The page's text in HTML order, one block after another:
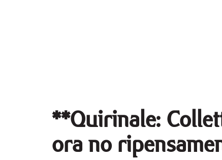
**Quirinale:
ora no